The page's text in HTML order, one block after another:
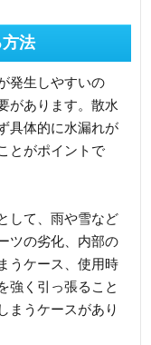
法
発生しやすいの
があります。散水
具体的に水漏れが
とがポイントで
して、雨や雪など
ツの劣化、内部の
うケース、使用時
強く引っ張ること
まうケースがあり